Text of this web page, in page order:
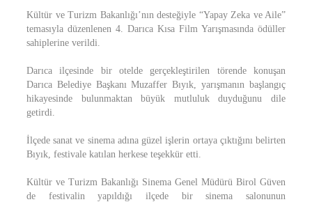
Kültür ve Turizm Bakanlığı’nın desteğiyle “Yapay Zeka ve Aile”
temasıyla düzenlenen 4. Darıca Kısa Film Yarışmasında ödüller
sahiplerine verildi.
Darıca ilçesinde bir otelde gerçekleştirilen törende konuşan
Darıca Belediye Başkanı Muzaffer Bıyık, yarışmanın başlangıç
hikayesinde bulunmaktan büyük mutluluk duyduğunu dile
getirdi.
İlçede sanat ve sinema adına güzel işlerin ortaya çıktığını belirten
Bıyık, festivale katılan herkese teşekkür etti.
Kültür ve Turizm Bakanlığı Sinema Genel Müdürü Birol Güven
de festivalin yapıldığı ilçede bir sinema salonunun